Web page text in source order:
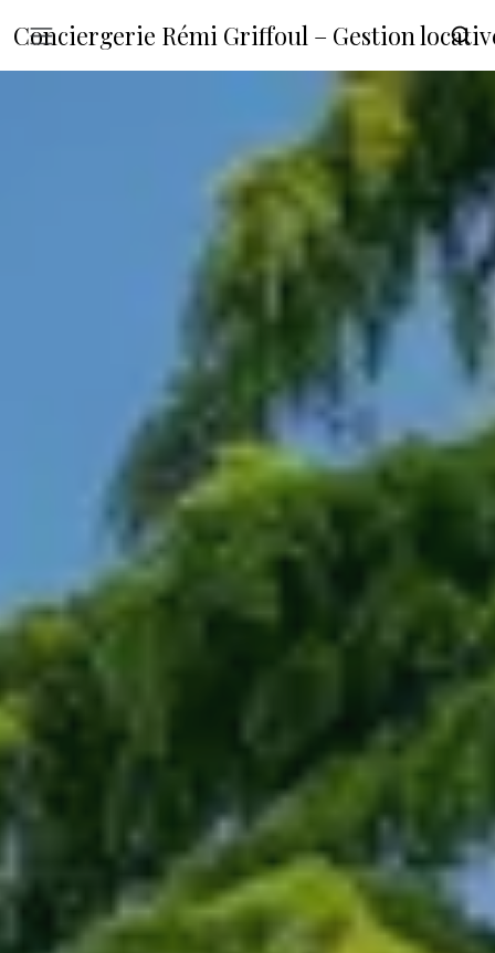
Conciergerie Rémi Griffoul – Gestion